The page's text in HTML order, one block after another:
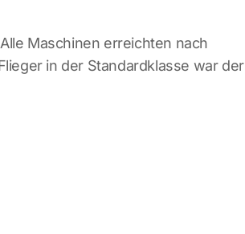
Maschinen erreichten nach
in der Standardklasse war der